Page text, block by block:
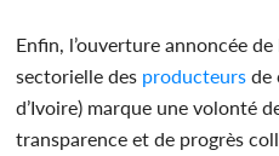
Enfin, l’ouverture annoncée de
sectorielle des producteurs de
d’Ivoire) marque une volonté
transparence et de progrès